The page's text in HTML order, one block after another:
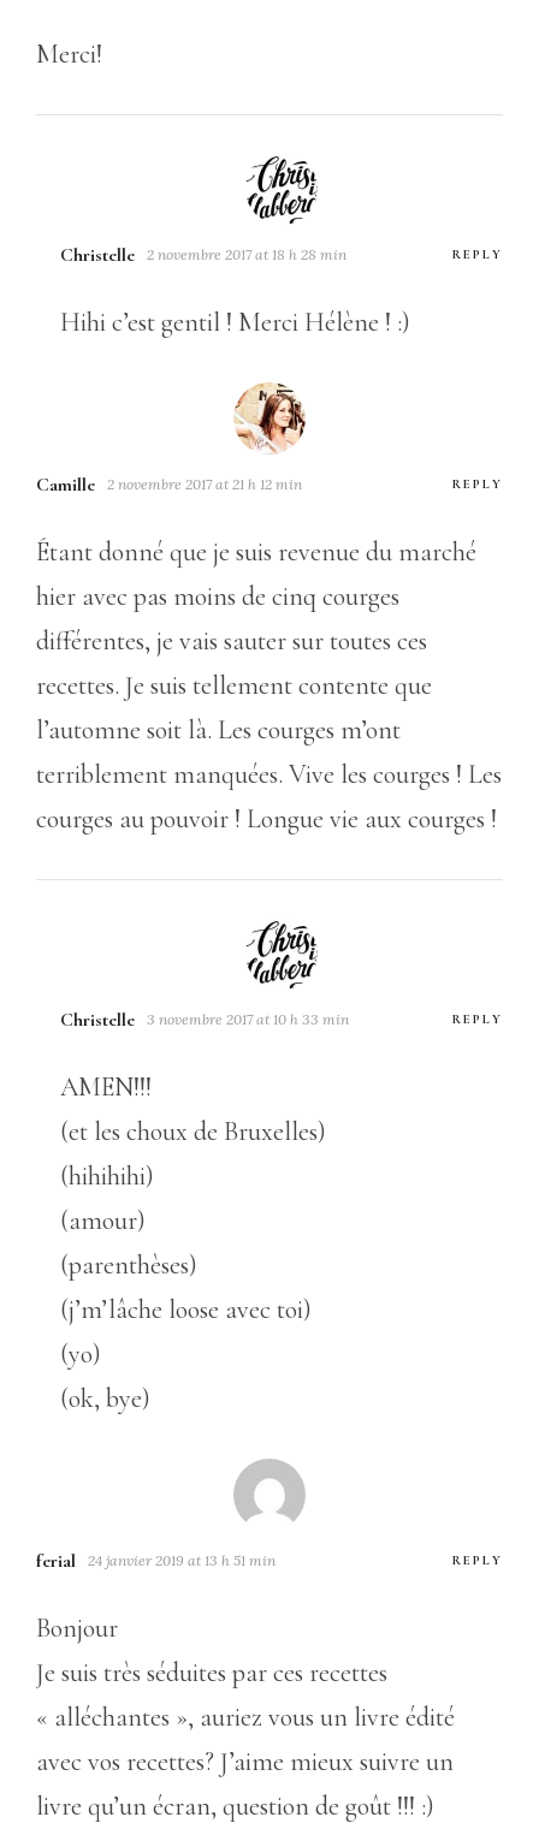
Merci!
Christelle 2 novembre 2017 at 18 h 28 min REPLY
Hihi c’est gentil ! Merci Hélène ! :)
Camille 2 novembre 2017 at 21 h 12 min REPLY
Étant donné que je suis revenue du marché
hier avec pas moins de cinq courges
différentes, je vais sauter sur toutes ces
recettes. Je suis tellement contente que
l’automne soit là. Les courges m’ont
terriblement manquées. Vive les courges ! Les
courges au pouvoir ! Longue vie aux courges !
Christelle 3 novembre 2017 at 10 h 33 min REPLY
AMEN!!!
(et les choux de Bruxelles)
(hihihihi)
(amour)
(parenthèses)
(j’m’lâche loose avec toi)
(yo)
(ok, bye)
ferial 24 janvier 2019 at 13 h 51 min REPLY
Bonjour
Je suis très séduites par ces recettes
« alléchantes », auriez vous un livre édité
avec vos recettes? J’aime mieux suivre un
livre qu’un écran, question de goût !!! :)